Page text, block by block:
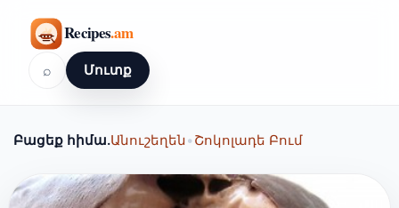
⌕ Մուտք
Բացեք հիմա.Անուշեղեն•Շոկոլադե Բում